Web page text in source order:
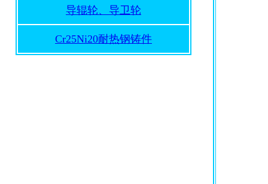
导辊轮、导卫轮
Cr25Ni20耐热钢铸件